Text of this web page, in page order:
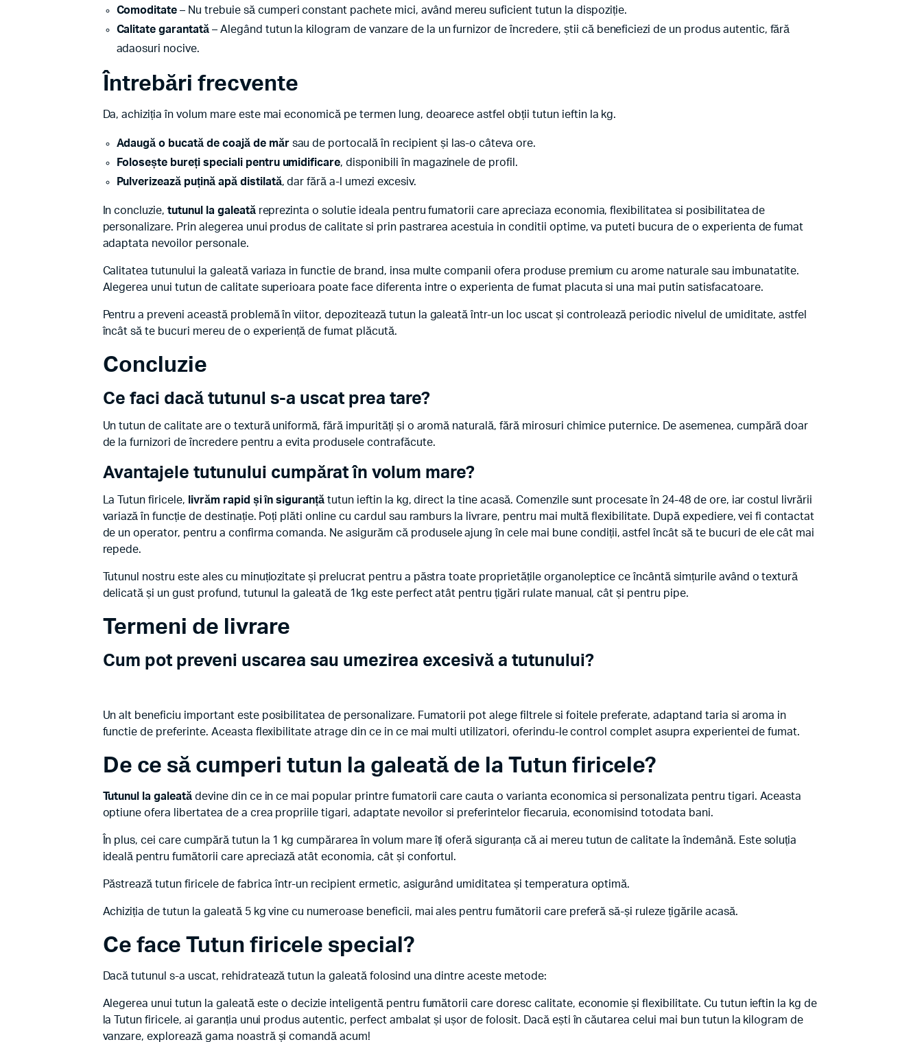
Comoditate – Nu trebuie să cumperi constant pachete mici, având mereu suficient tutun la dispoziție.
Calitate garantată– Alegând tutun la kilogram de vanzare de la un furnizor de încredere, știi că beneficiezi de un produs autentic, fără
adaosuri nocive.
Întrebări frecvente
Da, achiziția în volum mare este mai economică pe termen lung, deoarece astfel obții tutun ieftin la kg.
Adaugă o bucată de coajă de mărsau de portocală în recipient și las-o câteva ore.
Folosește bureți speciali pentru umidificare, disponibili în magazinele de profil.
Pulverizează puțină apă distilată, dar fără a-l umezi excesiv.
In concluzie,tutunul la galeatăreprezinta o solutie ideala pentru fumatorii care apreciaza economia, flexibilitatea si posibilitatea de
personalizare. Prin alegerea unui produs de calitate si prin pastrarea acestuia in conditii optime, va puteti bucura de o experienta de fumat
adaptata nevoilor personale.
Calitatea tutunului la galeată variaza in functie de brand, insa multe companii ofera produse premium cu arome naturale sau imbunatatite.
Alegerea unui tutun de calitate superioara poate face diferenta intre o experienta de fumat placuta si una mai putin satisfacatoare.
Pentru a preveni această problemă în viitor, depozitează tutun la galeată într-un loc uscat și controlează periodic nivelul de umiditate, astfel
încât să te bucuri mereu de o experiență de fumat plăcută.
Concluzie
Ce faci dacă tutunul s-a uscat prea tare?
Un tutun de calitate are o textură uniformă, fără impurități și o aromă naturală, fără mirosuri chimice puternice. De asemenea, cumpără doar
de la furnizori de încredere pentru a evita produsele contrafăcute.
Avantajele tutunului cumpărat în volum mare?
La Tutun firicele, livrăm rapid și în siguranță tutun ieftin la kg, direct la tine acasă. Comenzile sunt procesate în 24-48 de ore, iar costul livrării
variază în funcție de destinație. Poți plăti online cu cardul sau ramburs la livrare, pentru mai multă flexibilitate. După expediere, vei fi contactat
de un operator, pentru a confirma comanda. Ne asigurăm că produsele ajung în cele mai bune condiții, astfel încât să te bucuri de ele cât mai
repede.
Tutunul nostru este ales cu minuțiozitate și prelucrat pentru a păstra toate proprietățile organoleptice ce încântă simțurile având o textură
delicată și un gust profund, tutunul la galeată de 1kg este perfect atât pentru țigări rulate manual, cât și pentru pipe.
Termeni de livrare
Cum pot preveni uscarea sau umezirea excesivă a tutunului?
Un alt beneficiu important este posibilitatea de personalizare. Fumatorii pot alege filtrele si foitele preferate, adaptand taria si aroma in
functie de preferinte. Aceasta flexibilitate atrage din ce in ce mai multi utilizatori, oferindu-le control complet asupra experientei de fumat.
De ce să cumperi tutun la galeată de la Tutun firicele?
Tutunul la galeatădevine din ce in ce mai popular printre fumatorii care cauta o varianta economica si personalizata pentru tigari. Aceasta
optiune ofera libertatea de a crea propriile tigari, adaptate nevoilor si preferintelor fiecaruia, economisind totodata bani.
În plus, cei care cumpără tutun la 1 kg cumpărarea în volum mare îți oferă siguranța că ai mereu tutun de calitate la îndemână. Este soluția
ideală pentru fumătorii care apreciază atât economia, cât și confortul.
Păstrează tutun firicele de fabrica într-un recipient ermetic, asigurând umiditatea și temperatura optimă.
Achiziția de tutun la galeată 5 kg vine cu numeroase beneficii, mai ales pentru fumătorii care preferă să-și ruleze țigările acasă.
Ce face Tutun firicele special?
Dacă tutunul s-a uscat, rehidratează tutun la galeată folosind una dintre aceste metode:
Alegerea unui tutun la galeată este o decizie inteligentă pentru fumătorii care doresc calitate, economie și flexibilitate. Cu tutun ieftin la kg de
la Tutun firicele, ai garanția unui produs autentic, perfect ambalat și ușor de folosit. Dacă ești în căutarea celui mai bun tutun la kilogram de
vanzare, explorează gama noastră și comandă acum!